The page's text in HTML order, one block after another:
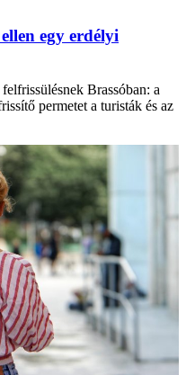
egy erdélyi
Brassóban: a
permetet a turisták és az